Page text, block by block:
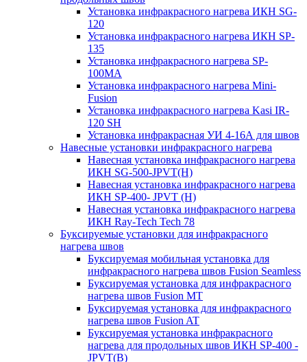
Установка инфракрасного нагрева ИКН SG-
120
Установка инфракрасного нагрева ИКН SP-
135
Установка инфракрасного нагрева SP-
100МА
Установка инфракрасного нагрева Mini-
Fusion
Установка инфракрасного нагрева Kasi IR-
120 SH
Установка инфракрасная УИ 4-16А для швов
Навесные установки инфракрасного нагрева
Навесная установка инфракрасного нагрева
ИКН SG-500-JPVT(H)
Навесная установка инфракрасного нагрева
ИКН SP-400- JPVT (Н)
Навесная установка инфракрасного нагрева
ИКН Ray-Tech Tech 78
Буксируемые установки для инфракрасного
нагрева швов
Буксируемая мобильная установка для
инфракрасного нагрева швов Fusion Seamless
Буксируемая установка для инфракрасного
нагрева швов Fusion MT
Буксируемая установка для инфракрасного
нагрева швов Fusion AT
Буксируемая установка инфракрасного
нагрева для продольных швов ИКН SP-400 -
JPVT(B)